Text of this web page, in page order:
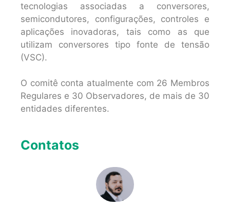
tecnologias associadas a conversores,
semicondutores, configurações, controles e
aplicações inovadoras, tais como as que
utilizam conversores tipo fonte de tensão
(VSC).
O comitê conta atualmente com 26 Membros
Regulares e 30 Observadores, de mais de 30
entidades diferentes.
Contatos